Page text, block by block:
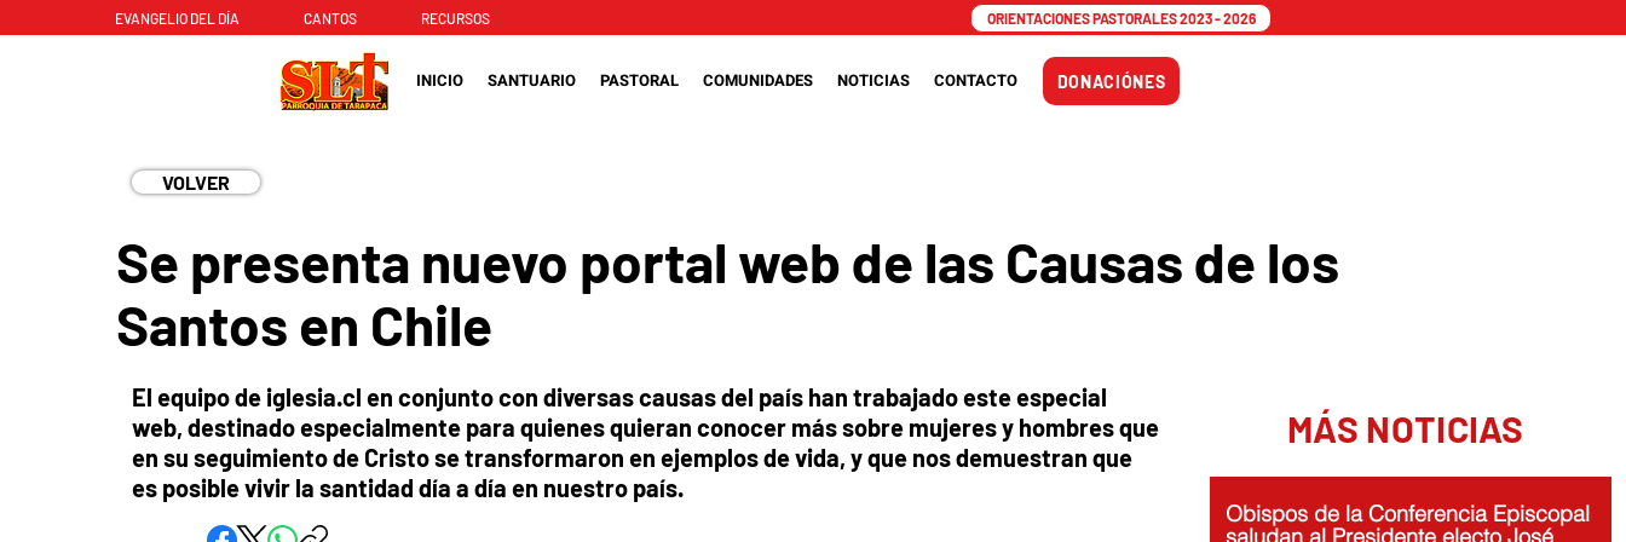
EVANGELIO DEL DÍA CANTOS RECURSOS ORIENTACIONES PASTORALES 2023 - 2026
INICIO SANTUARIO PASTORAL COMUNIDADES NOTICIAS CONTACTO DONACIÓNES
VOLVER
Se presenta nuevo portal web de las Causas de los
Santos en Chile
El equipo de iglesia.cl en conjunto con diversas causas del país han trabajado este especial
web, destinado especialmente para quienes quieran conocer más sobre mujeres y hombres que
en su seguimiento de Cristo se transformaron en ejemplos de vida, y que nos demuestran que
es posible vivir la santidad día a día en nuestro país.
MÁS NOTICIAS
Obispos de la Conferencia Episcopal